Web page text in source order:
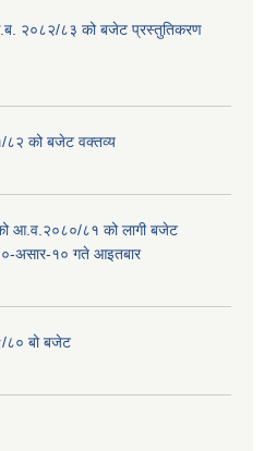
आ.ब. २०८२/८३ को बजेट प्रस्तुतिकरण
८२ को बजेट वक्तव्य
आ.व.२०८०/८१ को लागी बजेट
असार-१० गते आइतबार
८० बो बजेट